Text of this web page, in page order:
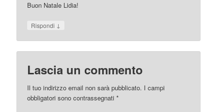
Buon Natale Lidia!
Rispondi ↓
Lascia un commento
Il tuo indirizzo email non sarà pubblicato. I campi
obbligatori sono contrassegnati*